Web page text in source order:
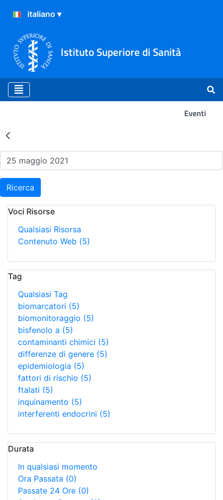
Istituto Superiore di Sanità
Eventi
Risultati della Ricerca -
Ricerca
Voci Risorse
Qualsiasi Risorsa
Contenuto Web (5)
Tag
Qualsiasi Tag
biomarcatori (5)
biomonitoraggio (5)
bisfenolo a (5)
contaminanti chimici (5)
differenze di genere (5)
epidemiologia (5)
fattori di rischio (5)
ftalati (5)
inquinamento (5)
interferenti endocrini (5)
Durata
In qualsiasi momento
Ora Passata (0)
Passate 24 Ore (0)